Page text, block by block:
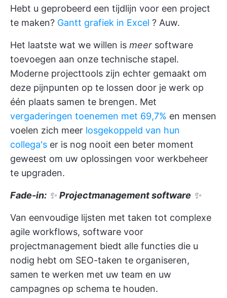
Hebt u geprobeerd een tijdlijn voor een project
te maken? Gantt grafiek in Excel ? Auw.
Het laatste wat we willen is meer software
toevoegen aan onze technische stapel.
Moderne projecttools zijn echter gemaakt om
deze pijnpunten op te lossen door je werk op
één plaats samen te brengen. Met
vergaderingen toenemen met 69,7% en mensen
voelen zich meer losgekoppeld van hun
collega's er is nog nooit een beter moment
geweest om uw oplossingen voor werkbeheer
te upgraden.
Fade-in: ✨Projectmanagement software ✨
Van eenvoudige lijsten met taken tot complexe
agile workflows, software voor
projectmanagement biedt alle functies die u
nodig hebt om SEO-taken te organiseren,
samen te werken met uw team en uw
campagnes op schema te houden.